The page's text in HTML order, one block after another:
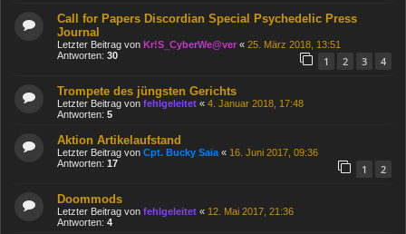
Call for Papers Discordian Special Psychedelic Press
Journal
Letzter Beitrag von Kr!S_CyberWe@ver « 25. März 2018, 13:51
Antworten: 30 1 2 3 4
Trompete des jüngsten Gerichts
Letzter Beitrag von fehlgeleitet « 4. Januar 2018, 17:48
Antworten: 5
Aktion Artikelaufstand
Letzter Beitrag von Cpt. Bucky Saia « 16. Juni 2017, 09:36
Antworten: 17 1 2
Doommods
Letzter Beitrag von fehlgeleitet « 12. Mai 2017, 21:36
Antworten: 4